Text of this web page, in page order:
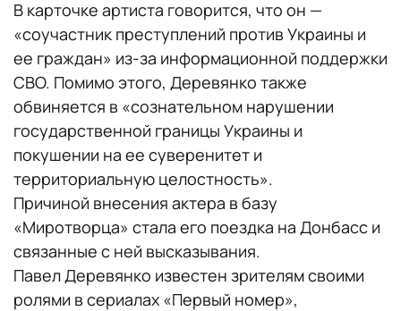
В карточке артиста говорится, что он —
«соучастник преступлений против Украины и
ее граждан» из-за информационной поддержки
СВО. Помимо этого, Деревянко также
обвиняется в «сознательном нарушении
государственной границы Украины и
покушении на ее суверенитет и
территориальную целостность».
Причиной внесения актера в базу
«Миротворца» стала его поездка на Донбасс и
связанные с ней высказывания.
Павел Деревянко известен зрителям своими
ролями в сериалах «Первый номер»,